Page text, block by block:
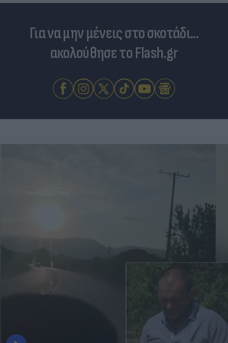
Για να μην μένεις στο σκοτάδι...
ακολούθησε το Flash.gr